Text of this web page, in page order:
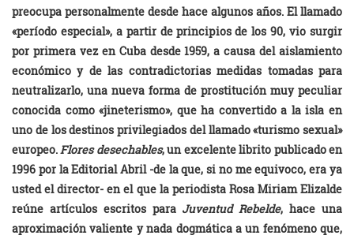
preocupa personalmente desde hace algunos años. El llamado
«período especial», a partir de principios de los 90, vio surgir
por primera vez en Cuba desde 1959, a causa del aislamiento
económico y de las contradictorias medidas tomadas para
neutralizarlo, una nueva forma de prostitución muy peculiar
conocida como «jineterismo», que ha convertido a la isla en
uno de los destinos privilegiados del llamado «turismo sexual»
europeo.Flores desechables, un excelente librito publicado en
1996 por la Editorial Abril -de la que, si no me equivoco, era ya
usted el director- en el que la periodista Rosa Miriam Elizalde
reúne artículos escritos para Juventud Rebelde, hace una
aproximación valiente y nada dogmática a un fenómeno que,